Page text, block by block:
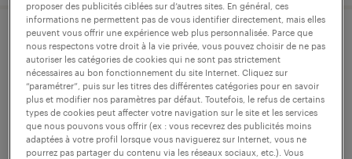
cariste (f/h)
roëzé-sur-sarthe, sarthe
intérim
12,58 € - 12,69 € par heure
proposer des publicités ciblées sur d’autres sites. En général, ces
informations ne permettent pas de vous identifier directement, mais elles
peuvent vous offrir une expérience web plus personnalisée. Parce que
nous respectons votre droit à la vie privée, vous pouvez choisir de ne pas
autoriser les catégories de cookies qui ne sont pas strictement
nécessaires au bon fonctionnement du site Internet. Cliquez sur
“paramétrer”, puis sur les titres des différentes catégories pour en savoir
plus et modifier nos paramètres par défaut. Toutefois, le refus de certains
types de cookies peut affecter votre navigation sur le site et les services
que nous pouvons vous offrir (ex : vous recevrez des publicités moins
adaptées à votre profil lorsque vous naviguerez sur Internet, vous ne
pourrez pas partager du contenu via les réseaux sociaux, etc.). Vous